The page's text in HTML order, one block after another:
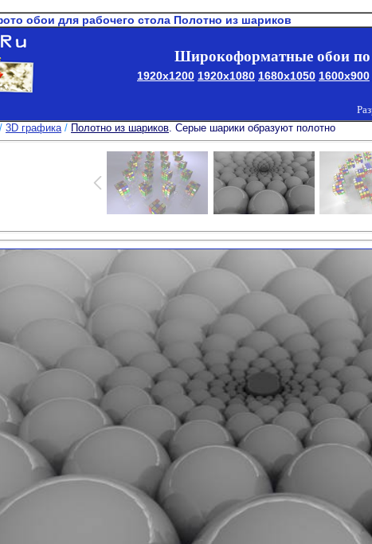
обои для рабочего стола Полотно из шариков
Широкоформатные обои по
1920x1200 1920x1080 1680x1050 1600x900
/ 3D графика/ Полотно из шариков. Серые шарики образуют полотно